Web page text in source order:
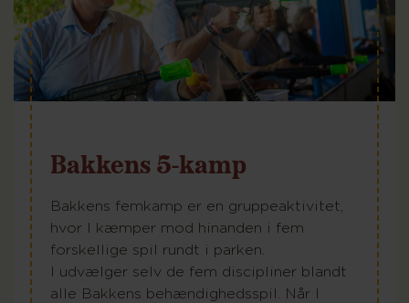
Bakkens 5-kamp
Bakkens femkamp er en gruppeaktivitet,
hvor I kæmper mod hinanden i fem
forskellige spil rundt i parken.
I udvælger selv de fem discipliner blandt
alle Bakkens behændighedsspil. Når I